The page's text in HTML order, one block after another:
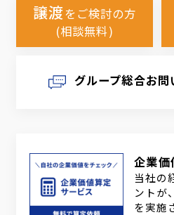
譲渡をご検討の方
(相談無料)
グループ総合お
企業価
当社の
ントが
を実施